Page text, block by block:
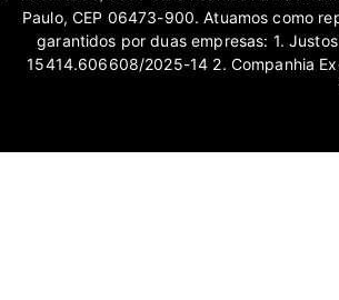
Paulo, CEP 06473-900. Atuamos como
garantidos por duas empresas: 1.
15414.606608/2025-14 2. Companhia